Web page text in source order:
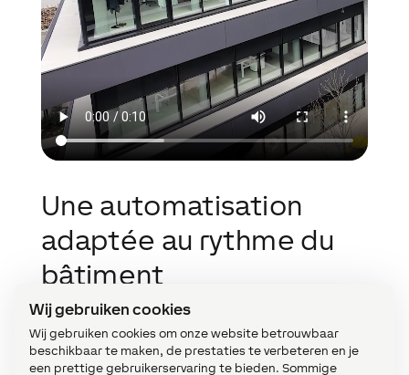
Wij gebruiken cookies
Wij gebruiken cookies om onze website betrouwbaar
beschikbaar te maken, de prestaties te verbeteren en je
een prettige gebruikerservaring te bieden. Sommige
Une automatisation
adaptée au rythme du
bâtiment
Ce qui en résulte n’est pas une technologie
visible, mais une expérience utilisateur
différente. L’éclairage suit la présence, la